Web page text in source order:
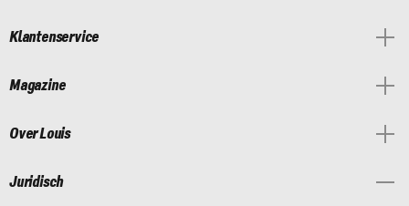
Klantenservice
Magazine
Over Louis
Juridisch